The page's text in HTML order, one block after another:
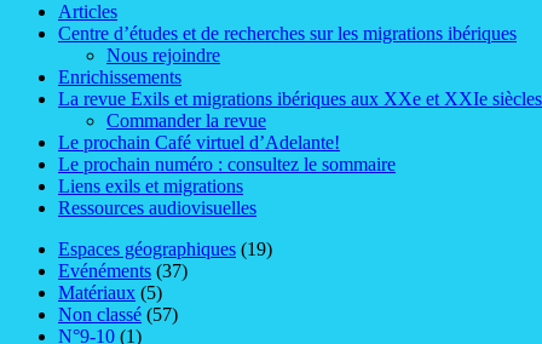
Articles
Centre d’études et de recherches sur les migrations ibériques
Nous rejoindre
Enrichissements
La revue Exils et migrations ibériques aux XXe et XXIe siècles
Commander la revue
Le prochain Café virtuel d’Adelante!
Le prochain numéro : consultez le sommaire
Liens exils et migrations
Ressources audiovisuelles
Espaces géographiques (19)
Evénéments (37)
Matériaux (5)
Non classé (57)
N°9-10 (1)